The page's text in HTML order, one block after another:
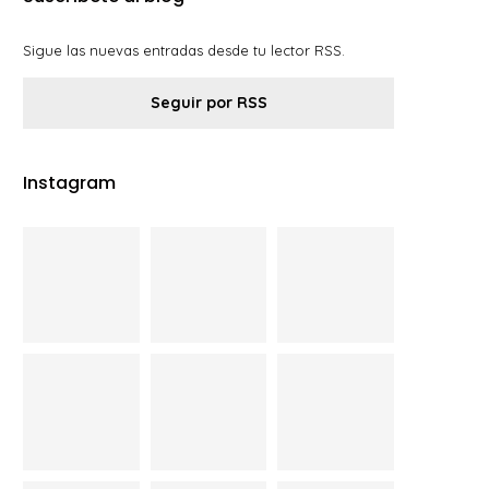
Sigue las nuevas entradas desde tu lector RSS.
Seguir por RSS
Instagram